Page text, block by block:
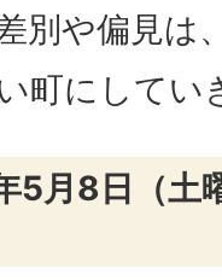
別や偏見は
町にしてい
5月8日（土